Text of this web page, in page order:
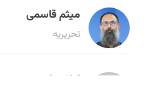
میثم قاسمی
تحریریه
لیلا حنارود